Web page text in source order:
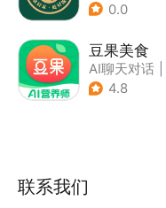
0.0
豆果美食
AI聊天对话
4.8
联系我们